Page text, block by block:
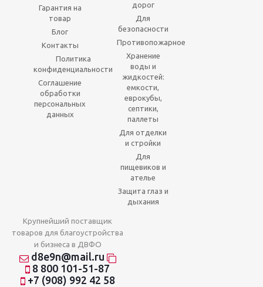
Гарантия на
товар
Блог
Контакты
Политика
конфиденциальности
Соглашение
обработки
персональных
данных
дорог
Для
безопасности
Противопожарное
Хранение
воды и
жидкостей:
емкости,
еврокубы,
септики,
паллеты
Для отделки
и стройки
Для
пищевиков и
ателье
Защита глаз и
дыхания
Крупнейший поставщик
товаров для благоустройства
и бизнеса в ДВФО
d8e9n@mail.ru
8 800 101-51-87
+7 (908) 992 42 58